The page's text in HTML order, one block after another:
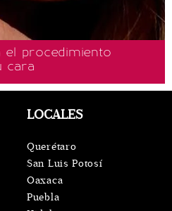
el procedimiento
cara
LOCALES
Querétaro
San Luis Potosí
Oaxaca
Puebla